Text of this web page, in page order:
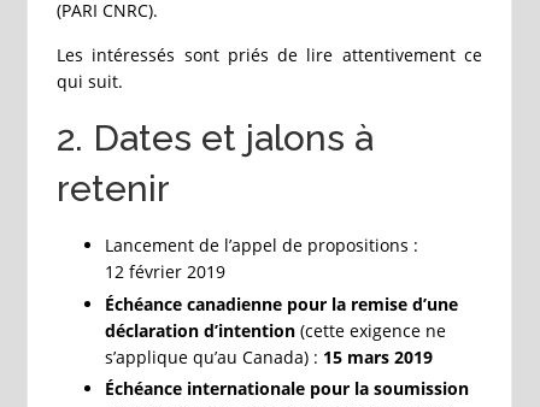
(PARI CNRC).
Les intéressés sont priés de lire attentivement ce
qui suit.
2. Dates et jalons à
retenir
Lancement de l’appel de propositions :
12 février 2019
Échéance canadienne pour la remise d’une
déclaration d’intention (cette exigence ne
s’applique qu’au Canada) : 15 mars 2019
Échéance internationale pour la soumission